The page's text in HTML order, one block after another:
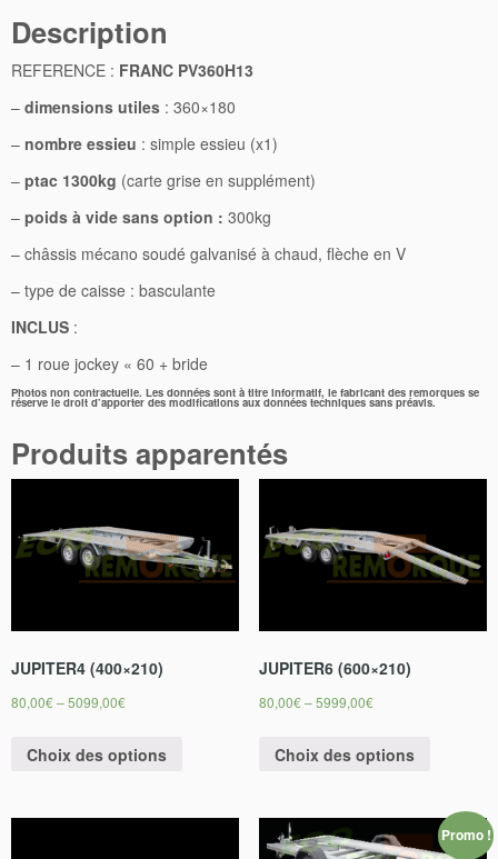
Description
REFERENCE : FRANC PV360H13
– dimensions utiles : 360×180
– nombre essieu : simple essieu (x1)
– ptac 1300kg (carte grise en supplément)
– poids à vide sans option : 300kg
– châssis mécano soudé galvanisé à chaud, flèche en V
– type de caisse : basculante
INCLUS :
– 1 roue jockey « 60 + bride
Photos non contractuelle. Les données sont à titre informatif, le fabricant des remorques se
réserve le droit d’apporter des modifications aux données techniques sans préavis.
Produits apparentés
JUPITER4 (400×210)
80,00€–5099,00€
Choix des options
JUPITER6 (600×210)
80,00€–5999,00€
Choix des options
Promo !